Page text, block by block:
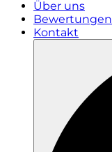
Über uns
Bewertungen
Kontakt